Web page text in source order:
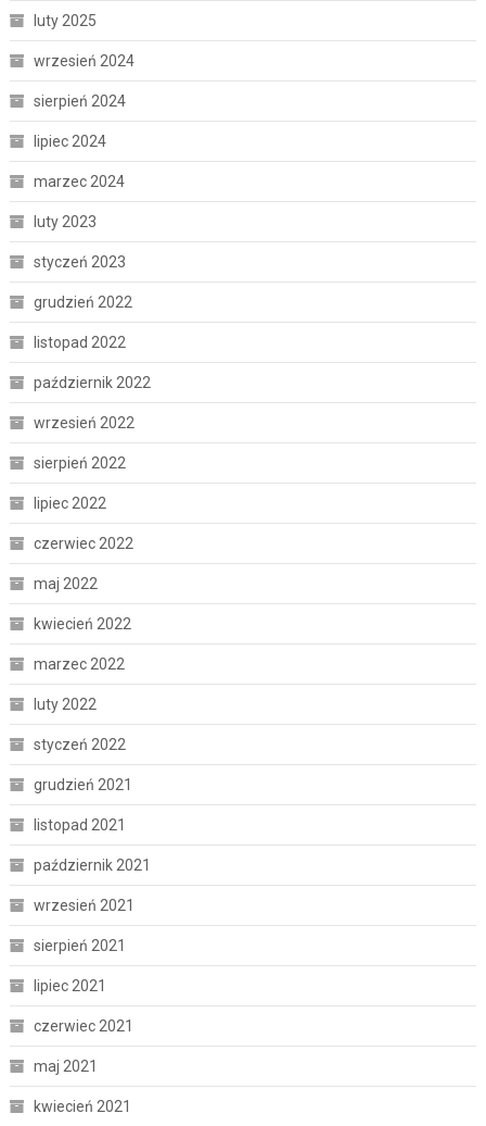
luty 2025
wrzesień 2024
sierpień 2024
lipiec 2024
marzec 2024
luty 2023
styczeń 2023
grudzień 2022
listopad 2022
październik 2022
wrzesień 2022
sierpień 2022
lipiec 2022
czerwiec 2022
maj 2022
kwiecień 2022
marzec 2022
luty 2022
styczeń 2022
grudzień 2021
listopad 2021
październik 2021
wrzesień 2021
sierpień 2021
lipiec 2021
czerwiec 2021
maj 2021
kwiecień 2021